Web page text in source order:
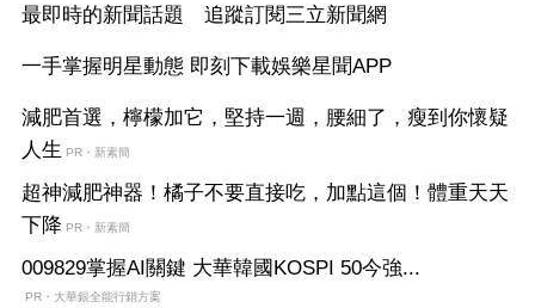
最即時的新聞話題 追蹤訂閱三立新聞網
一手掌握明星動態 即刻下載娛樂星聞APP
減肥首選，檸檬加它，堅持一週，腰細了，瘦到你懷疑
人生 PR・新素簡
超神減肥神器！橘子不要直接吃，加點這個！體重天天
下降 PR・新素簡
009829掌握AI關鍵 大華韓國KOSPI 50今強...
PR・大華銀全能行銷方案